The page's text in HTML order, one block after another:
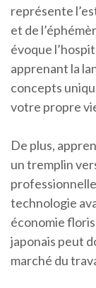
représente
et de
évoque
apprenant la
concepts
votre propre
De plus,
un tremplin
technologie
économie
japonais peut
marché du